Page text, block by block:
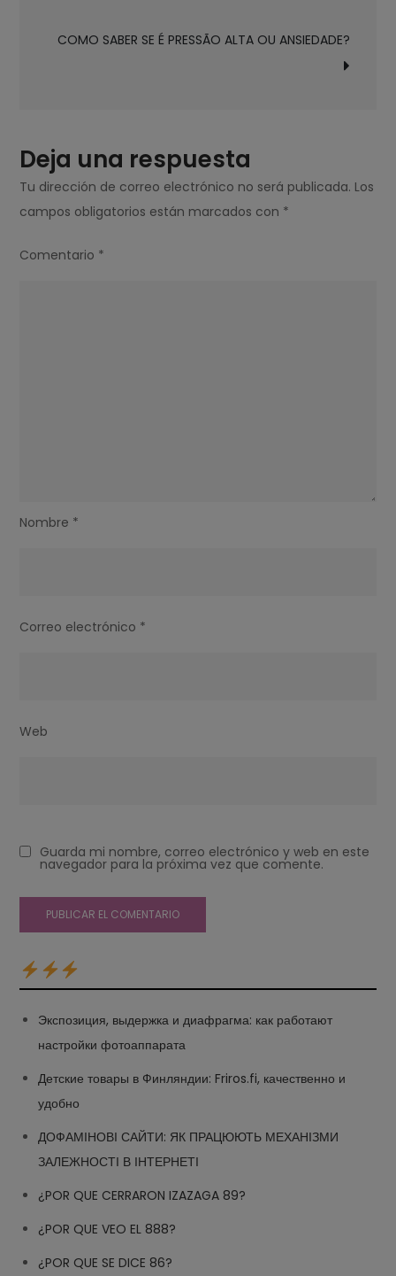
PARA
60
ANOS?
entradas
COMO SABER SE É PRESSÃO ALTA OU ANSIEDADE?
Deja una respuesta
Tu dirección de correo electrónico no será publicada. Los
campos obligatorios están marcados con *
Comentario *
Nombre *
Correo electrónico *
Web
Guarda mi nombre, correo electrónico y web en este
navegador para la próxima vez que comente.
Экспозиция, выдержка и диафрагма: как работают
настройки фотоаппарата
Детские товары в Финляндии: Friros.fi, качественно и
удобно
ДОФАМІНОВІ САЙТИ: ЯК ПРАЦЮЮТЬ МЕХАНІЗМИ
ЗАЛЕЖНОСТІ В ІНТЕРНЕТІ
¿POR QUE CERRARON IZAZAGA 89?
¿POR QUE VEO EL 888?
¿POR QUE SE DICE 86?